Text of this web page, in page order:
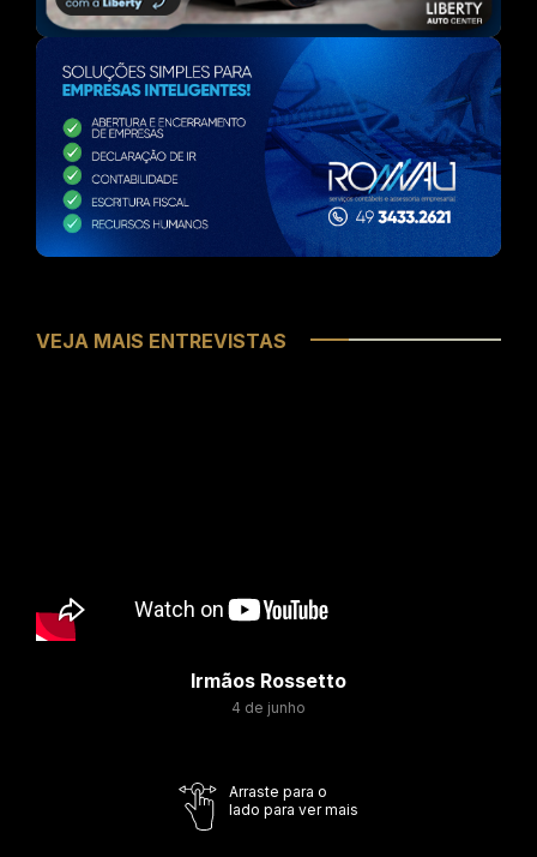
VEJA MAIS ENTREVISTAS
Irmãos Rossetto
4 de junho
Arraste para o
lado para ver mais